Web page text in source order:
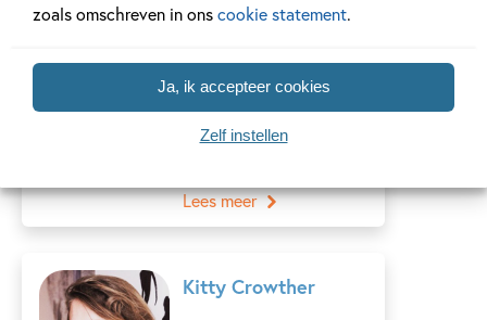
zoals omschreven in onscookie statement.
Ja, ik accepteer cookies
Zelf instellen
Lucy Cousins (1964,
Engeland) is wereldwijd
een van de bekendste...
Lees meer
Kitty Crowther